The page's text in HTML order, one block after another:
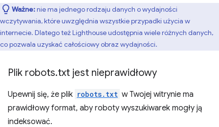
Ważne:nie ma jednego rodzaju danych o wydajności
wczytywania, które uwzględnia wszystkie przypadki użycia w
internecie. Dlatego też Lighthouse udostępnia wiele różnych danych,
co pozwala uzyskać całościowy obraz wydajności.
Plik robots.txt jest nieprawidłowy
Upewnij się, że plik robots.txt w Twojej witrynie ma
prawidłowy format, aby roboty wyszukiwarek mogły ją
indeksować.